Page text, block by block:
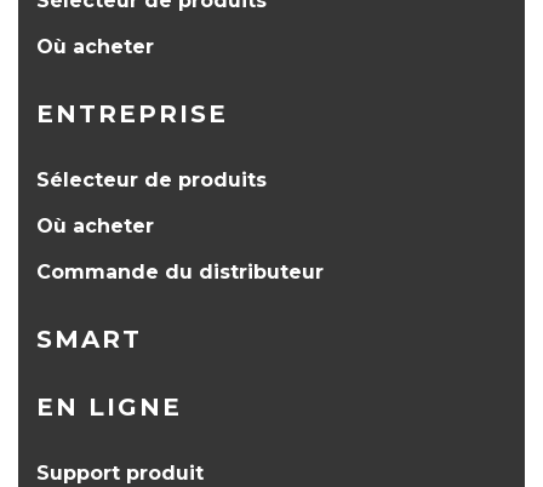
Où acheter
ENTREPRISE
Sélecteur de produits
Où acheter
Commande du distributeur
SMART
EN LIGNE
Support produit